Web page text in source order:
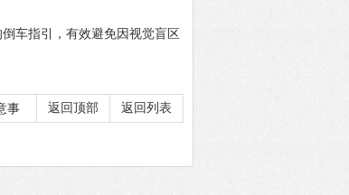
车指引，有效避免因视觉盲区
返回列表
返回顶部
事